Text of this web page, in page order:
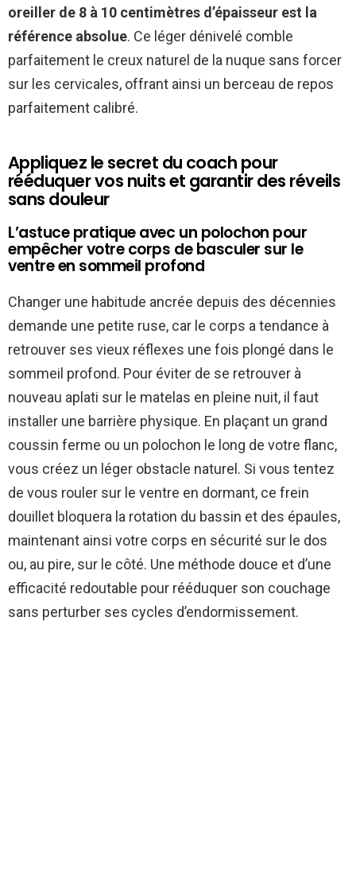
oreiller de 8 à 10 centimètres d’épaisseur est la
référence absolue. Ce léger dénivelé comble
parfaitement le creux naturel de la nuque sans forcer
sur les cervicales, offrant ainsi un berceau de repos
parfaitement calibré.
Appliquez le secret du coach pour
rééduquer vos nuits et garantir des réveils
sans douleur
L’astuce pratique avec un polochon pour
empêcher votre corps de basculer sur le
ventre en sommeil profond
Changer une habitude ancrée depuis des décennies
demande une petite ruse, car le corps a tendance à
retrouver ses vieux réflexes une fois plongé dans le
sommeil profond. Pour éviter de se retrouver à
nouveau aplati sur le matelas en pleine nuit, il faut
installer une barrière physique. En plaçant un grand
coussin ferme ou un polochon le long de votre flanc,
vous créez un léger obstacle naturel. Si vous tentez
de vous rouler sur le ventre en dormant, ce frein
douillet bloquera la rotation du bassin et des épaules,
maintenant ainsi votre corps en sécurité sur le dos
ou, au pire, sur le côté. Une méthode douce et d’une
efficacité redoutable pour rééduquer son couchage
sans perturber ses cycles d’endormissement.